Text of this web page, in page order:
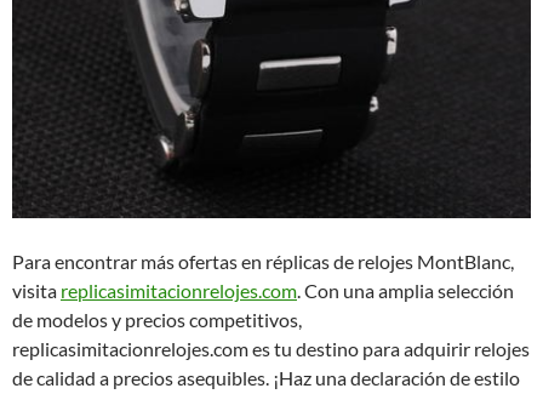
Para encontrar más ofertas en réplicas de relojes MontBlanc,
visita replicasimitacionrelojes.com. Con una amplia selección
de modelos y precios competitivos,
replicasimitacionrelojes.com es tu destino para adquirir relojes
de calidad a precios asequibles. ¡Haz una declaración de estilo